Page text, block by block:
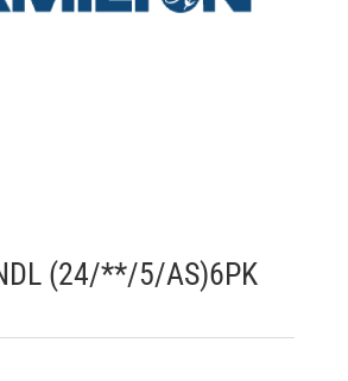
(24/**/5/AS)6PK